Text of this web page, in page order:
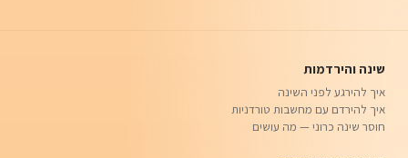
שינה והירדמות
איך להירגע לפני השינה
איך להירדם עם מחשבות טורדניות
חוסר שינה כרוני — מה עושים